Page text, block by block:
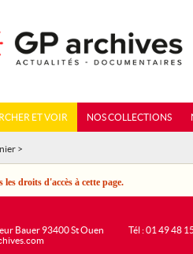
ET VOIR NOS COLLECTIONS
>
les droits d'accès à cette page.
Bauer 93400 St Ouen
Tél : 01 49 48